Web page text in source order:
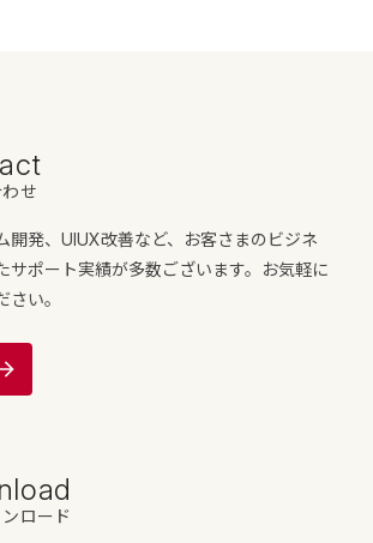
せ
開発、UIUX改善など、お客さまのビジネ
サポート実績が多数ございます。お気軽に
い。
ロード